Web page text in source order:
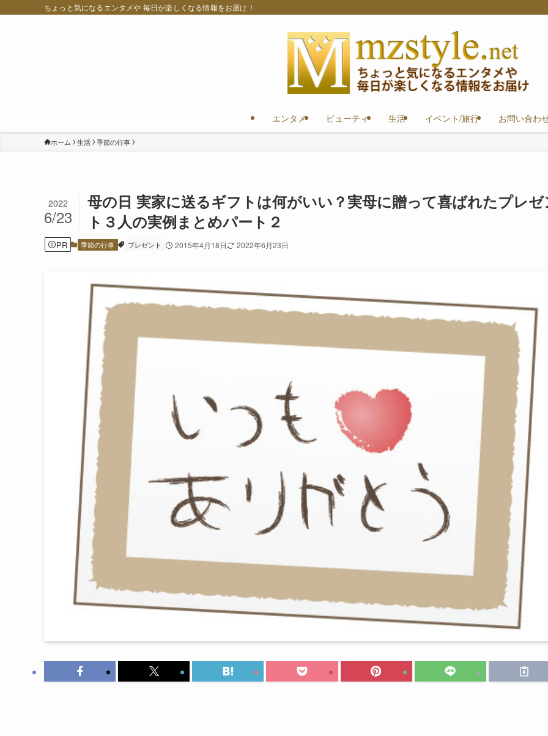
ちょっと気になるエンタメや 毎日が楽しくなる情報をお届け！
エンタメ ビューティ 生活 イベント/旅行 お問い合わ
ホーム 生活 季節の行事
母の日 実家に送るギフトは何がいい？実母に贈って喜ばれたプレゼ
ト３人の実例まとめパート２
2022
6/23
PR 季節の行事 プレゼント 2015年4月18日 2022年6月23日